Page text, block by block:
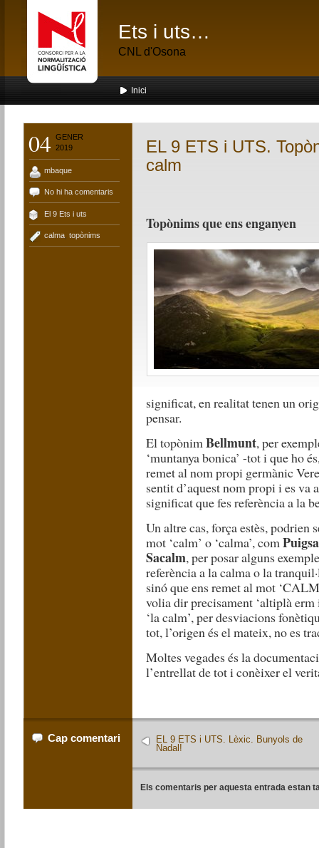
Ets i uts…
CNL d'Osona
Inici
04
GENER
2019
mbaque
No hi ha comentaris
El 9 Ets i uts
calma ,topònims
EL 9 ETS i UTS.
calm
Topònims que ens enganyen
significat, en realitat tenen un
pensar.
El topònimBellmunt, per
‘muntanya bonica’ -tot i que ho
remet al nom propi germànic
sentit d’aquest nom propi i es va
significat que fes referència a la
Un altre cas, força estès, podrien
mot ‘calm’ o ‘calma’, com
Sacalm, per posar alguns
referència a la calma o la
sinó que ens remet al mot
volia dir precisament ‘altiplà erm
‘la calm’, per desviacions
tot, l’origen és el mateix, no es
Moltes vegades és la
l’entrellat de tot i conèixer el
Cap comentari
EL 9 ETS i UTS. Lèxic. Bunyols de
Nadal!
Els comentaris per aquesta entrada estan